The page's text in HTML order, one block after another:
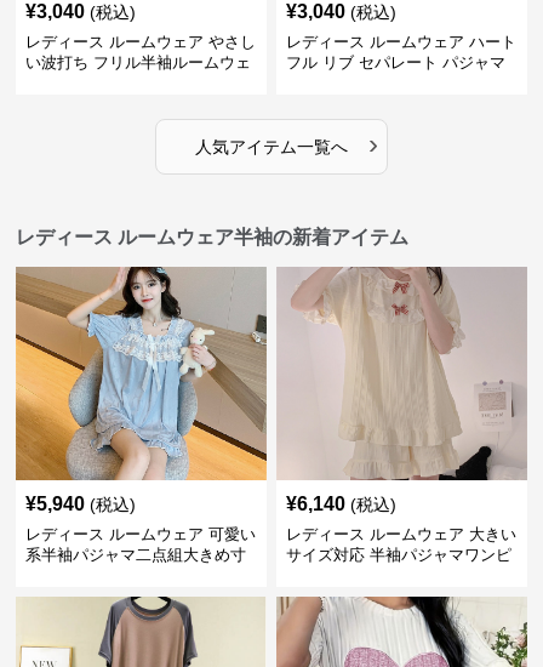
¥3,040 (税込)
レディース ルームウェア やさし
い波打ち フリル半袖ルームウェ
¥3,040 (税込)
レディース ルームウェア ハート
フル リブ セパレート パジャマ
人気アイテム一覧へ ›
レディース ルームウェア半袖の新着アイテム
¥5,940 (税込)
レディース ルームウェア 可愛い
系半袖パジャマ二点組大きめ寸
¥6,140 (税込)
レディース ルームウェア 大きい
サイズ対応 半袖パジャマワンピ